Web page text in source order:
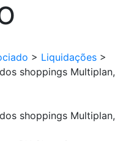
> Liquidações >
shoppings Multiplan,
shoppings Multiplan,